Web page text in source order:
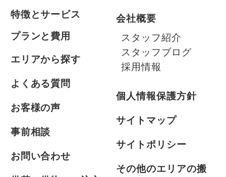
特徴とサービス
プランと費用
エリアから探す
よくある質問
お客様の声
事前相談
お問い合わせ
会社概要
スタッフ紹介
スタッフブログ
採用情報
個人情報保護方針
サイトマップ
サイトポリシー
その他のエリアの搬